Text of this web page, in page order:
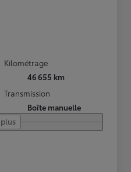
Kilométrage
46 655 km
Transmission
Boîte manuelle